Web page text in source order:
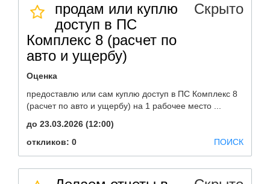
продам или куплю
доступ в ПС
Комплекс 8 (расчет по
авто и ущербу)
Скрыто
Оценка
предоставлю или сам куплю доступ в ПС Комплекс 8
(расчет по авто и ущербу) на 1 рабочее место ...
до 23.03.2026 (12:00)
откликов: 0
ПОИСК